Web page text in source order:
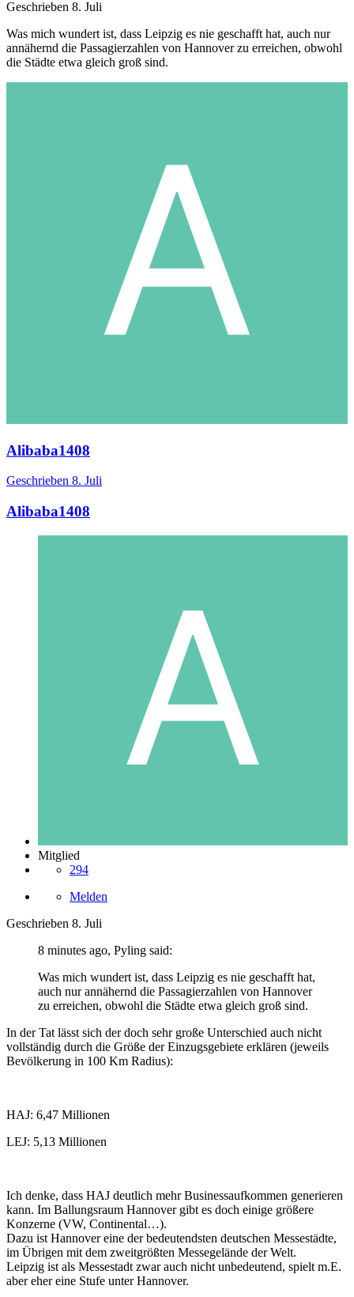
Geschrieben 8. Juli
Was mich wundert ist, dass Leipzig es nie geschafft hat, auch nur
annähernd die Passagierzahlen von Hannover zu erreichen, obwohl
die Städte etwa gleich groß sind.
Alibaba1408
Geschrieben 8. Juli
Alibaba1408
Mitglied
294
Melden
Geschrieben 8. Juli
8 minutes ago, Pyling said:
Was mich wundert ist, dass Leipzig es nie geschafft hat,
auch nur annähernd die Passagierzahlen von Hannover
zu erreichen, obwohl die Städte etwa gleich groß sind.
In der Tat lässt sich der doch sehr große Unterschied auch nicht
vollständig durch die Größe der Einzugsgebiete erklären (jeweils
Bevölkerung in 100 Km Radius):
HAJ: 6,47 Millionen
LEJ: 5,13 Millionen
Ich denke, dass HAJ deutlich mehr Businessaufkommen generieren
kann. Im Ballungsraum Hannover gibt es doch einige größere
Konzerne (VW, Continental…).
Dazu ist Hannover eine der bedeutendsten deutschen Messestädte,
im Übrigen mit dem zweitgrößten Messegelände der Welt.
Leipzig ist als Messestadt zwar auch nicht unbedeutend, spielt m.E.
aber eher eine Stufe unter Hannover.